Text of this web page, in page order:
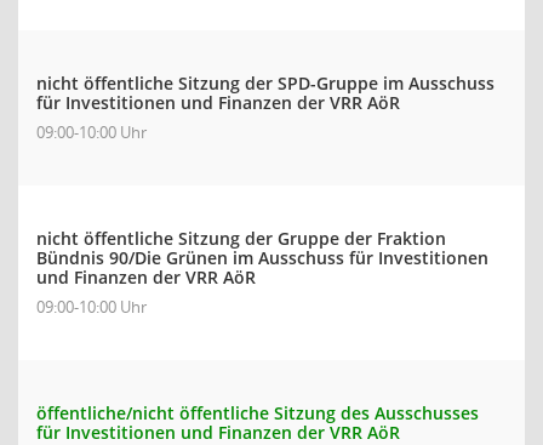
nicht öffentliche Sitzung der SPD-Gruppe im Ausschuss
für Investitionen und Finanzen der VRR AöR
09:00-10:00 Uhr
nicht öffentliche Sitzung der Gruppe der Fraktion
Bündnis 90/Die Grünen im Ausschuss für Investitionen
und Finanzen der VRR AöR
09:00-10:00 Uhr
öffentliche/nicht öffentliche Sitzung des Ausschusses
für Investitionen und Finanzen der VRR AöR